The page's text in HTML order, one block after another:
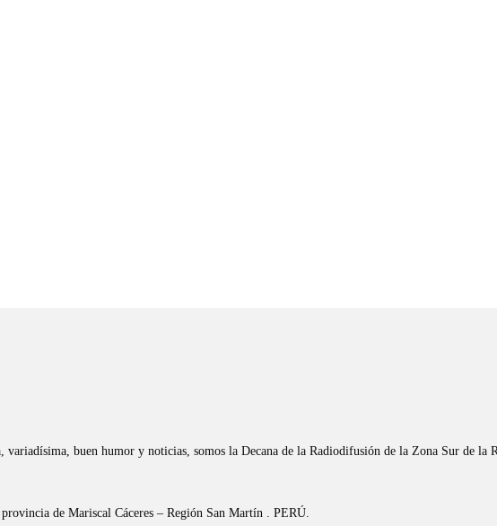
variadísima, buen humor y noticias, somos la Decana de la Radiodifusión de la Zona Sur de la
de Mariscal Cáceres – Región San Martín . PERÚ.